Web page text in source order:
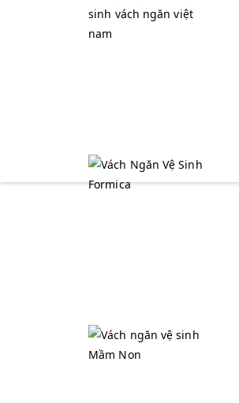
VỆ SINH VÁCH
NGĂN VIỆT NAM
VÁCH NGĂN VỆ
SINH FORMICA
VÁCH NGĂN VỆ
SINH MẦM NON